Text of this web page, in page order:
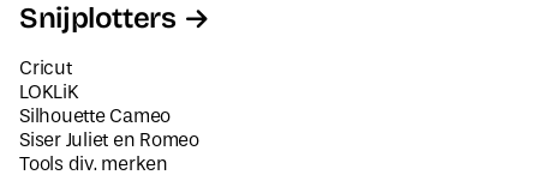
Snijplotters
Cricut
LOKLiK
Silhouette Cameo
Siser Juliet en Romeo
Tools div. merken